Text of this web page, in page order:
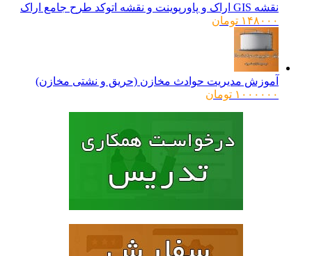
نقشه GIS اراک و پاورپوینت و نقشه اتوکد طرح جامع اراک
۱۴۸۰۰۰ تومان
آموزش مدیریت حوادث مخازن (حریق و نشتی مخازن)
۱۰۰۰۰۰۰ تومان